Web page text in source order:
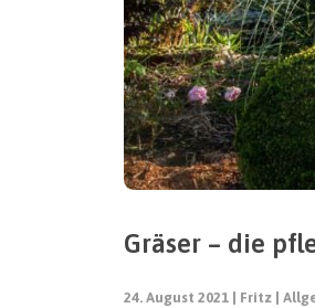
Gräser – die
24. August 2021 Fritz